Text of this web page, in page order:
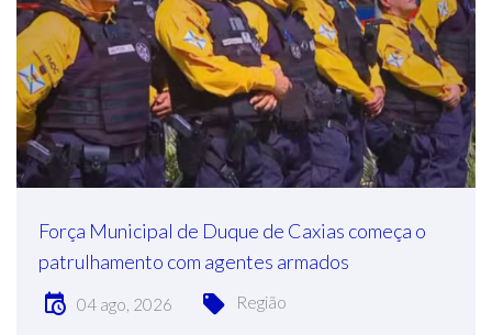
Força Municipal de Duque de Caxias começa o
patrulhamento com agentes armados
04 ago, 2026 Região